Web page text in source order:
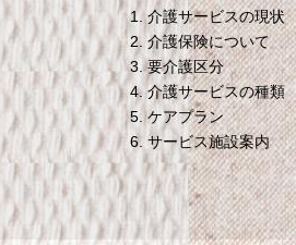
1. 介護サービスの現状
2. 介護保険について
3. 要介護区分
4. 介護サービスの種類
5. ケアプラン
6. サービス施設案内